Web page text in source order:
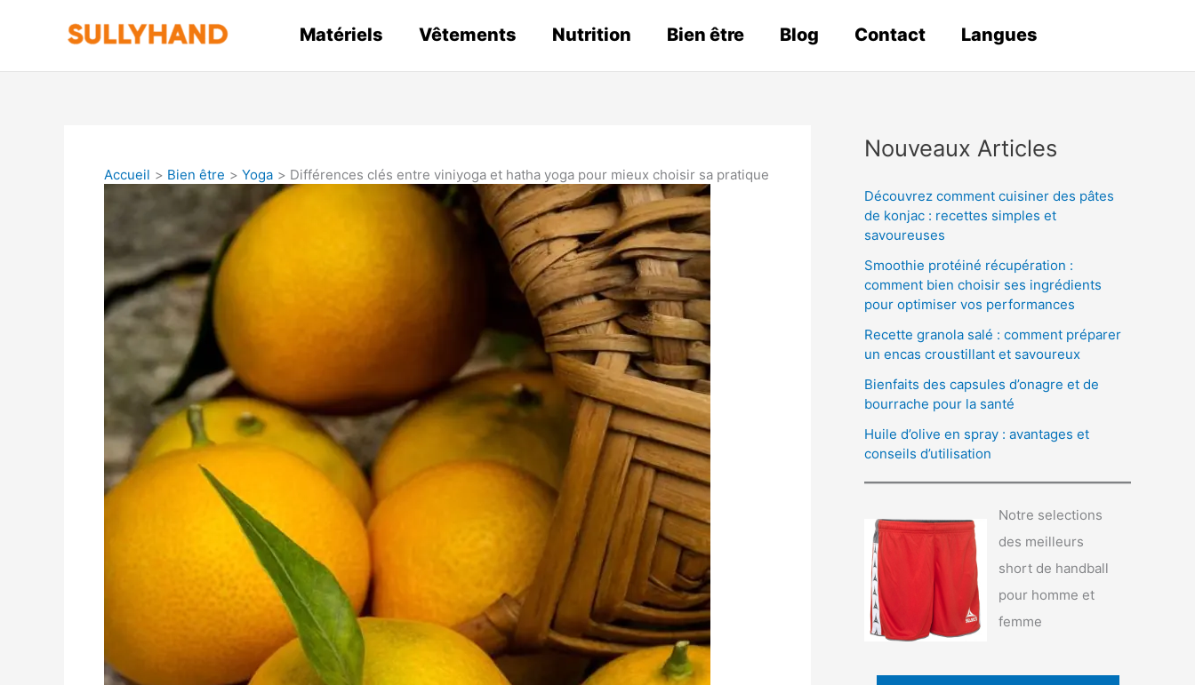
Matériels Vêtements Nutrition Bien être Blog Contact Langues
Accueil Bien être Yoga Différences clés entre viniyoga et hatha yoga pour mieux choisir sa pratique
Nouveaux Articles
Découvrez comment cuisiner des pâtes
de konjac : recettes simples et
savoureuses
Smoothie protéiné récupération :
comment bien choisir ses ingrédients
pour optimiser vos performances
Recette granola salé : comment préparer
un encas croustillant et savoureux
Bienfaits des capsules d’onagre et de
bourrache pour la santé
Huile d’olive en spray : avantages et
conseils d’utilisation
Notre selections
des meilleurs
short de handball
pour homme et
femme